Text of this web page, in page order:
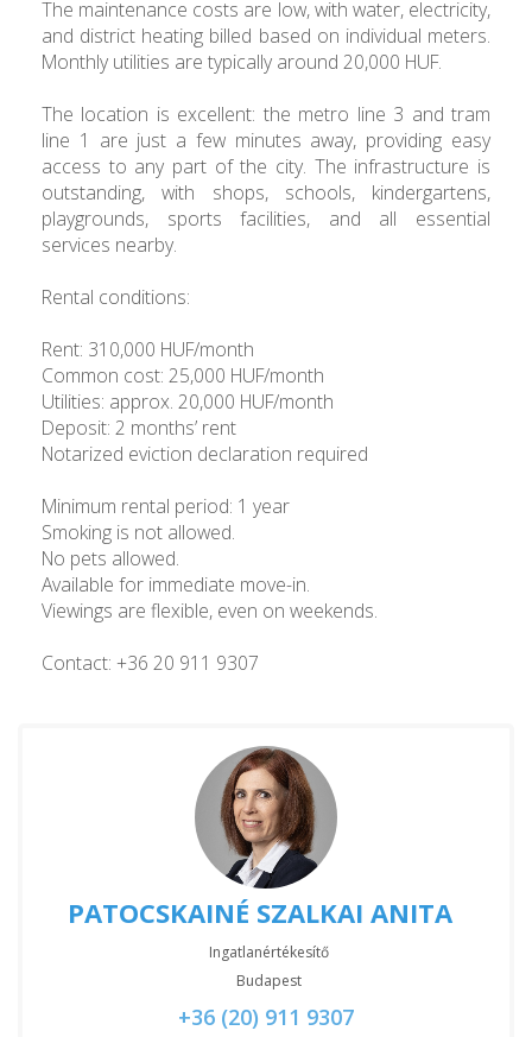
The maintenance costs are low, with water, electricity,
and district heating billed based on individual meters.
Monthly utilities are typically around 20,000 HUF.
The location is excellent: the metro line 3 and tram
line 1 are just a few minutes away, providing easy
access to any part of the city. The infrastructure is
outstanding, with shops, schools, kindergartens,
playgrounds, sports facilities, and all essential
services nearby.
Rental conditions:
Rent: 310,000 HUF/month
Common cost: 25,000 HUF/month
Utilities: approx. 20,000 HUF/month
Deposit: 2 months’ rent
Notarized eviction declaration required
Minimum rental period: 1 year
Smoking is not allowed.
No pets allowed.
Available for immediate move-in.
Viewings are flexible, even on weekends.
Contact: +36 20 911 9307
PATOCSKAINÉ SZALKAI ANITA
Ingatlanértékesítő
Budapest
+36 (20) 911 9307